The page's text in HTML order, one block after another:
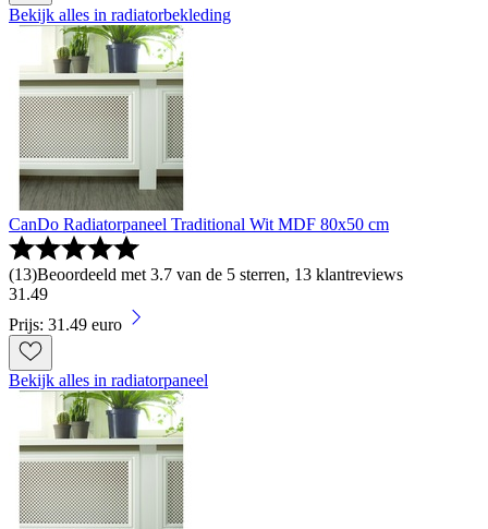
Bekijk alles in radiatorbekleding
CanDo Radiatorpaneel Traditional Wit MDF 80x50 cm
(13)Beoordeeld met 3.7 van de 5 sterren, 13 klantreviews
31.49
Prijs: 31.49 euro
Bekijk alles in radiatorpaneel